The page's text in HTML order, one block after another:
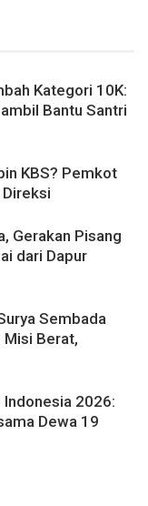
Kategori 10K:
Bantu Santri
KBS? Pemkot
Direksi
Gerakan Pisang
dari Dapur
Sembada
Misi Berat,
2026:
Dewa 19